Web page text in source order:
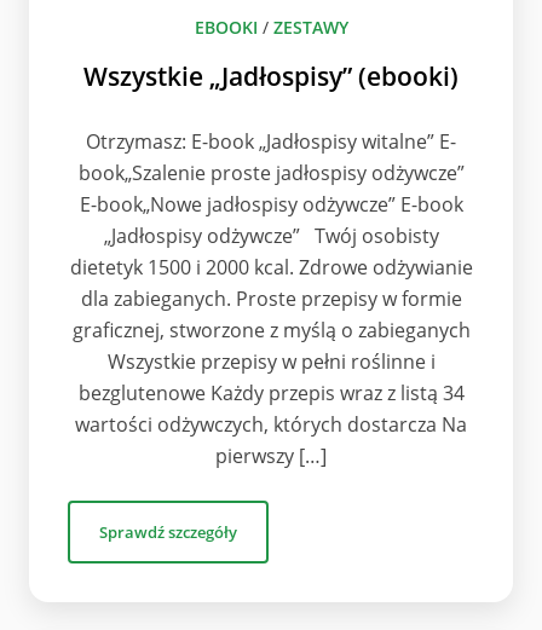
EBOOKI / ZESTAWY
Wszystkie „Jadłospisy” (ebooki)
Otrzymasz: E-book „Jadłospisy witalne” E-
book„Szalenie proste jadłospisy odżywcze”
E-book„Nowe jadłospisy odżywcze” E-book
„Jadłospisy odżywcze” Twój osobisty
dietetyk 1500 i 2000 kcal. Zdrowe odżywianie
dla zabieganych. Proste przepisy w formie
graficznej, stworzone z myślą o zabieganych
Wszystkie przepisy w pełni roślinne i
bezglutenowe Każdy przepis wraz z listą 34
wartości odżywczych, których dostarcza Na
pierwszy […]
Sprawdź szczegóły